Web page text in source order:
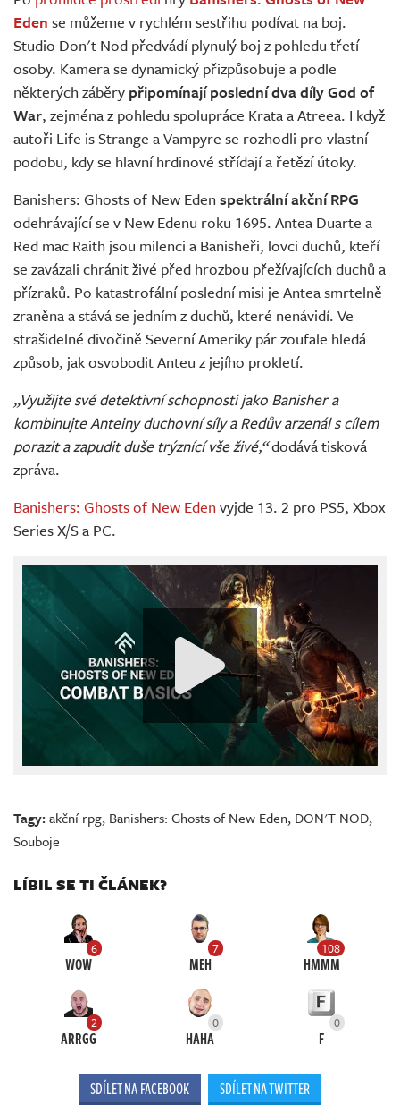
Živě
Eden se můžeme v rychlém sestřihu podívat na boj.
Studio Don't Nod předvádí plynulý boj z pohledu třetí
osoby. Kamera se dynamický přizpůsobuje a podle
některých záběry připomínají poslední dva díly God of
War, zejména z pohledu spolupráce Krata a Atreea. I když
autoři Life is Strange a Vampyre se rozhodli pro vlastní
podobu, kdy se hlavní hrdinové střídají a řetězí útoky.
Banishers: Ghosts of New Eden spektrální akční RPG
odehrávající se v New Edenu roku 1695. Antea Duarte a
Red mac Raith jsou milenci a Banisheři, lovci duchů, kteří
se zavázali chránit živé před hrozbou přežívajících duchů a
přízraků. Po katastrofální poslední misi je Antea smrtelně
zraněna a stává se jedním z duchů, které nenávidí. Ve
strašidelné divočině Severní Ameriky pár zoufale hledá
způsob, jak osvobodit Anteu z jejího prokletí.
„Využijte své detektivní schopnosti jako Banisher a
kombinujte Anteiny duchovní síly a Redův arzenál s cílem
porazit a zapudit duše trýznící vše živé,“dodává tisková
zpráva.
Banishers: Ghosts of New Eden vyjde 13. 2 pro PS5, Xbox
Series X/S a PC.
Tagy:akční rpg, Banishers: Ghosts of New Eden, DON'T NOD,
Souboje
LÍBIL SE TI ČLÁNEK?
6
WOW
7
MEH
108
HMMM
2
ARRGG
0
HAHA
0
F
SDÍLET NA FACEBOOK SDÍLET NA TWITTER